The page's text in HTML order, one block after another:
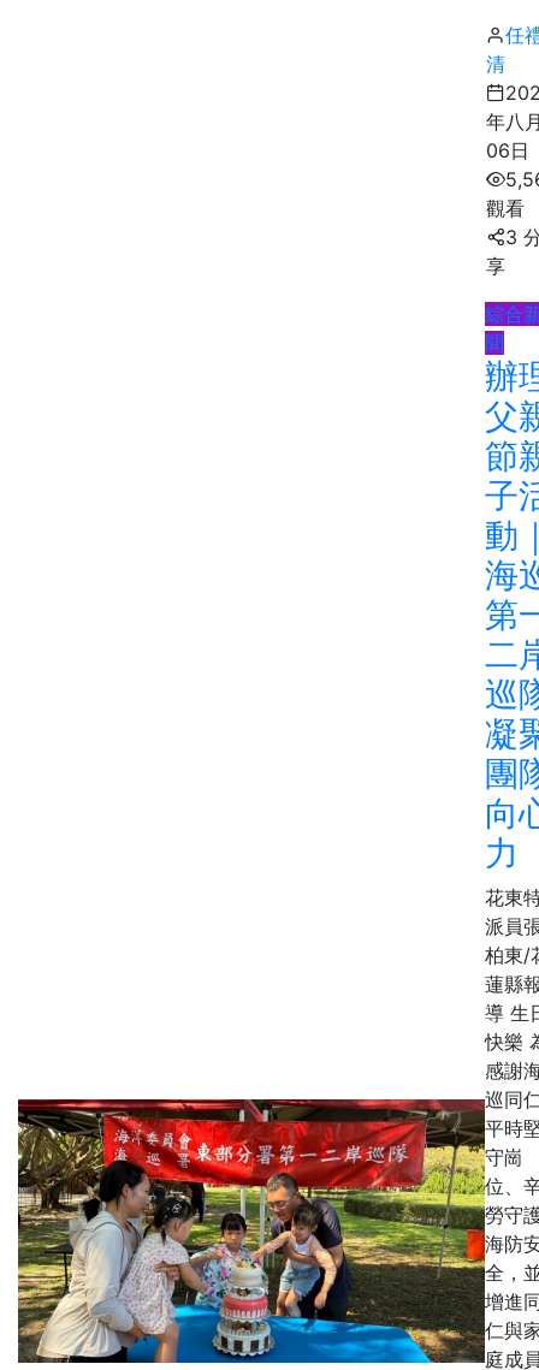
任
清
年八
06日
觀看
3
享
綜合
聞
辦
父
節
子
動
海
第
二
巡
凝
團
向
力
花東
派員
柏東/
蓮縣
導 生
快樂
感謝
巡同
平時
守崗
位、
勞守
海防
全，
增進
仁與
庭成